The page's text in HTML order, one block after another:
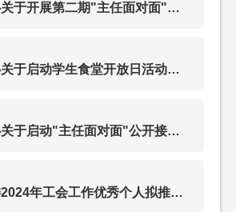
餐饮服务中心关于开展第二期"主任面对面"公开接待日活动的通知
餐饮服务中心关于启动学生食堂开放日活动的通知
餐饮服务中心关于启动"主任面对面"公开接待日活动的通知
综合保障党委2024年工会工作优秀个人拟推荐名单公示